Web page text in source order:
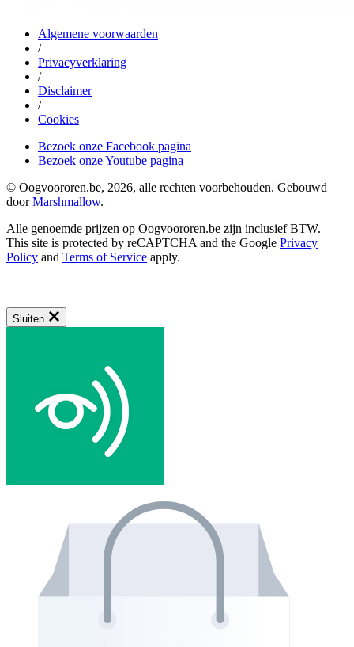
Algemene voorwaarden
/
Privacyverklaring
/
Disclaimer
/
Cookies
Bezoek onze Facebook pagina
Bezoek onze Youtube pagina
© Oogvoororen.be, 2026, alle rechten voorbehouden. Gebouwd
doorMarshmallow.
Alle genoemde prijzen op Oogvoororen.be zijn inclusief BTW.
This site is protected by reCAPTCHA and the Google Privacy
Policy and Terms of Service apply.
Sluiten